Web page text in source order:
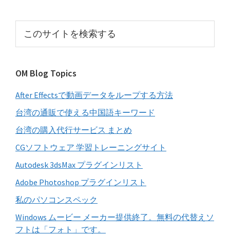
サ
イ
バ
ー
ト
検
索
す
る
OM Blog Topics
After Effectsで動画データをループする方法
台湾の通販で使える中国語キーワード
台湾の購入代行サービス まとめ
CGソフトウェア 学習トレーニングサイト
Autodesk 3dsMax プラグインリスト
Adobe Photoshop プラグインリスト
私のパソコンスペック
Windows ムービー メーカー提供終了。無料の代替えソ
フトは「フォト」です。